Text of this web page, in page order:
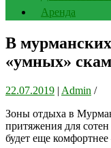
Аренда
В мурманских
«умных»
22.07.2019 | Admin /
Зоны отдыха в
притяжения для
будет еще